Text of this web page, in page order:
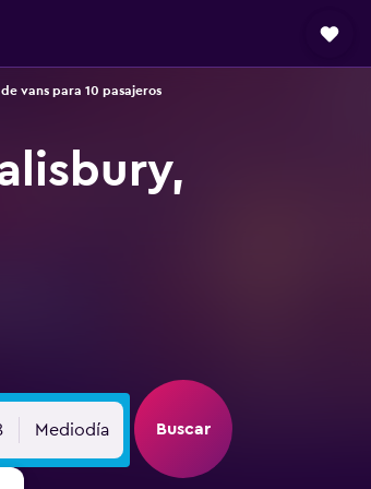
vans para 10 pasajeros
Mediodía Buscar